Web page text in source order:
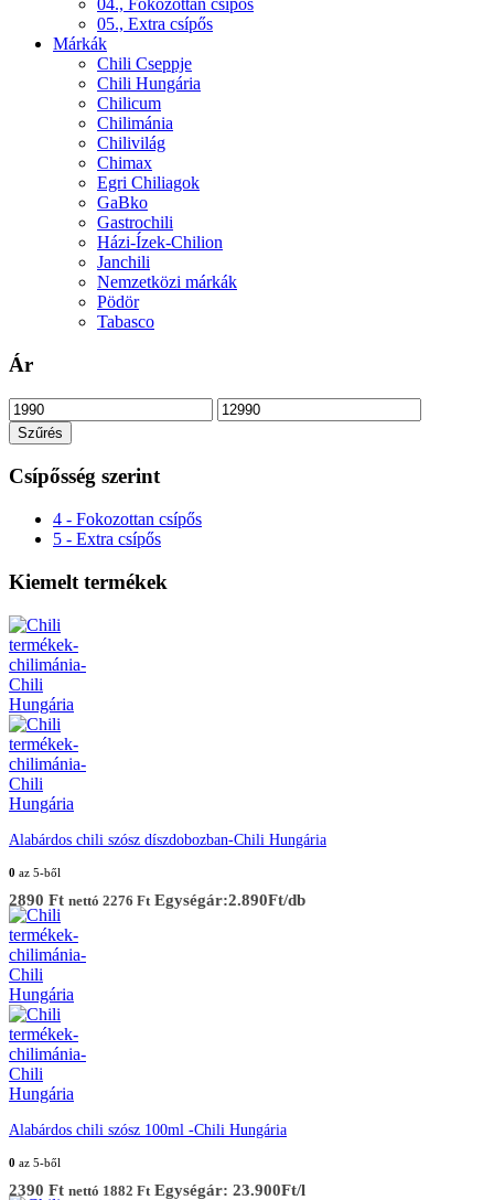
04., Fokozottan csípős
05., Extra csípős
Márkák
Chili Cseppje
Chili Hungária
Chilicum
Chilimánia
Chilivilág
Chimax
Egri Chiliagok
GaBko
Gastrochili
Házi-Ízek-Chilion
Janchili
Nemzetközi márkák
Pödör
Tabasco
Ár
Min
ár
Max
ár
Szűrés
Csípősség szerint
4 - Fokozottan csípős
5 - Extra csípős
Kiemelt termékek
Alabárdos chili szósz díszdobozban-Chili Hungária
0 az 5-ből
2890 Ft nettó 2276 Ft Egységár:2.890Ft/db
Alabárdos chili szósz 100ml -Chili Hungária
0 az 5-ből
2390 Ft nettó 1882 Ft Egységár: 23.900Ft/l